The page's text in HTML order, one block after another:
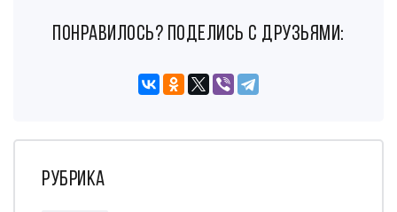
понравилось? поделись с друзьями:
Рубрика